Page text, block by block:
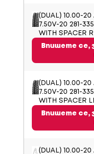
(DUAL) 10.00-20
7.50V-20 281-
WITH SPACER
Впишете се,
(DUAL) 10.00-20
7.50V-20 281-
WITH SPACER
Впишете се,
(DUAL) 10.00-20